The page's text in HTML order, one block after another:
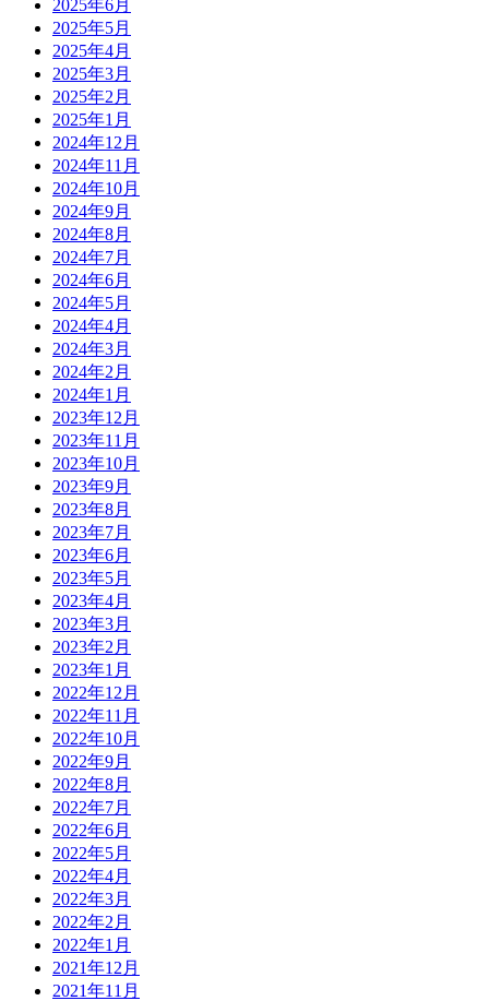
2025年6月
2025年5月
2025年4月
2025年3月
2025年2月
2025年1月
2024年12月
2024年11月
2024年10月
2024年9月
2024年8月
2024年7月
2024年6月
2024年5月
2024年4月
2024年3月
2024年2月
2024年1月
2023年12月
2023年11月
2023年10月
2023年9月
2023年8月
2023年7月
2023年6月
2023年5月
2023年4月
2023年3月
2023年2月
2023年1月
2022年12月
2022年11月
2022年10月
2022年9月
2022年8月
2022年7月
2022年6月
2022年5月
2022年4月
2022年3月
2022年2月
2022年1月
2021年12月
2021年11月